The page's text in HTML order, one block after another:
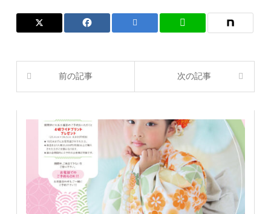
前の記事 次の記事